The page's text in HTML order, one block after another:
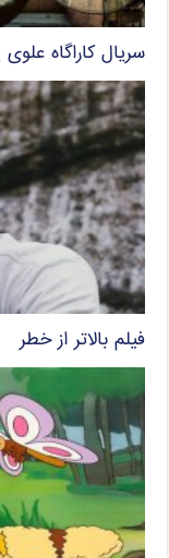
سریال کاراگاه علوی
فیلم بالاتر از خطر